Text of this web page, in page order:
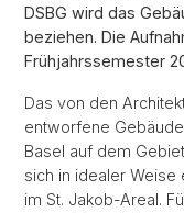
DSBG wird das
beziehen. Die
Frühjahrssemester
Das von den
entworfene
Basel auf dem
sich in idealer Weise
im St. Jakob-Areal.